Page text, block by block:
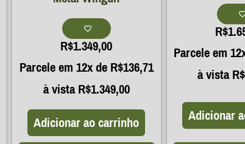
R$1.349,00
Parcele em 12x deR$136,71
à vistaR$1.349,00
Adicionar ao carrinho
R$
Parcele em
à vistaR$
Adicionar